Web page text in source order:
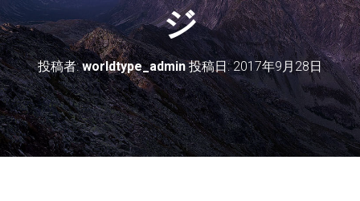
切
り
替
え
ジ
投稿者:worldtype_admin投稿日:2017年9月28日